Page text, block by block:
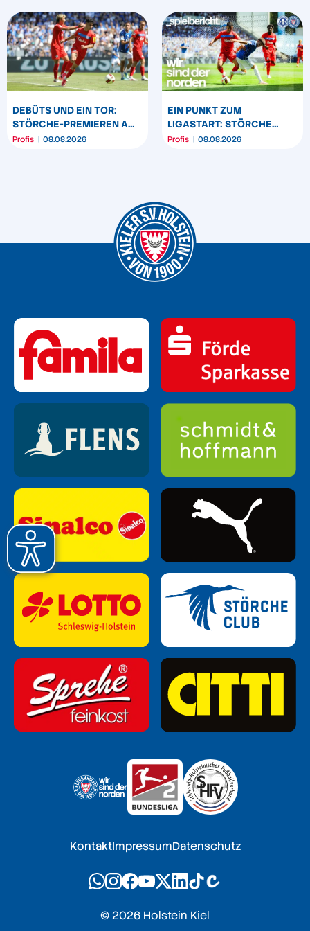
DEBÜTS UND EIN TOR:
STÖRCHE-PREMIEREN AM
„BÖLLE“
Profis 08.08.2026
EIN PUNKT ZUM
LIGASTART: STÖRCHE
SPIELEN REMIS IN
Profis 08.08.2026
© 2026 Holstein Kiel
KontaktImpressumDatenschutz